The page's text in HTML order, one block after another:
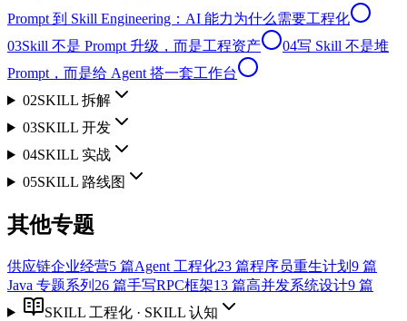
Prompt 到 Skill Engineering：AI 能力为什么需要工程化
03Skill 不是 Prompt 升级，而是工程资产 04写 Skill 不是堆
Prompt，而是给 Agent 搭一套工作台
02SKILL 拆解
03SKILL 开发
04SKILL 实战
05SKILL 路线图
其他专题
供应链企业经营5 篇Agent 工程化23 篇程序员重生计划 9 篇
Java 专题系列 26 篇手写RPC框架13 篇高并发系统设计9 篇
SKILL 工程化· SKILL 认知